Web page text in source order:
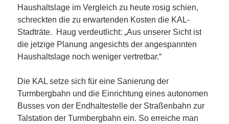
Haushaltslage im Vergleich zu heute rosig schien,
schreckten die zu erwartenden Kosten die KAL-
Stadträte. Haug verdeutlicht: „Aus unserer Sicht ist
die jetzige Planung angesichts der angespannten
Haushaltslage noch weniger vertretbar.“
Die KAL setze sich für eine Sanierung der
Turmbergbahn und die Einrichtung eines autonomen
Busses von der Endhaltestelle der Straßenbahn zur
Talstation der Turmbergbahn ein. So erreiche man